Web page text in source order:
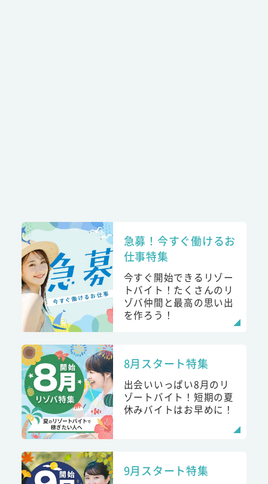
急募！今すぐ働けるお
仕事特集
今すぐ開始できるリゾー
トバイト！たくさんのリ
ゾバ仲間と最高の思い出
を作ろう！
8月スタート特集
出会いいっぱい8月のリ
ゾートバイト！短期の夏
休みバイトはお早めに！
9月スタート特集